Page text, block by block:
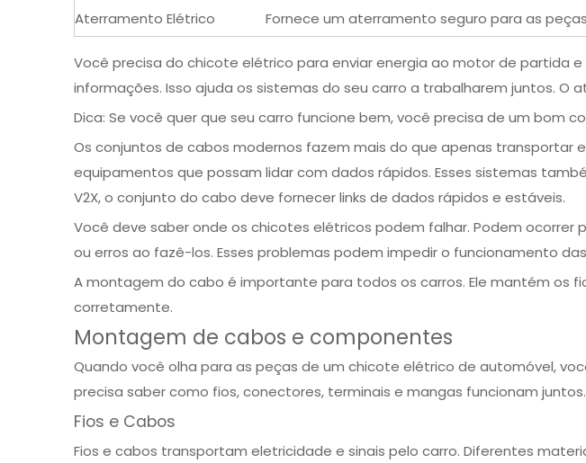
Aterramento Elétrico
Fornece um aterramento seguro para as
Você precisa do chicote elétrico para enviar energia ao motor de partida
informações. Isso ajuda os sistemas do seu carro a trabalharem juntos.
Dica: Se você quer que seu carro funcione bem, você precisa de um bom
Os conjuntos de cabos modernos fazem mais do que apenas transportar
equipamentos que possam lidar com dados rápidos. Esses sistemas
V2X, o conjunto do cabo deve fornecer links de dados rápidos e estáveis.
Você deve saber onde os chicotes elétricos podem falhar. Podem
ou erros ao fazê-los. Esses problemas podem impedir o funcionamento
A montagem do cabo é importante para todos os carros. Ele mantém os
corretamente.
Montagem de cabos e componentes
Quando você olha para as peças de um chicote elétrico de automóvel,
precisa saber como fios, conectores, terminais e mangas funcionam
Fios e Cabos
Fios e cabos transportam eletricidade e sinais pelo carro. Diferentes